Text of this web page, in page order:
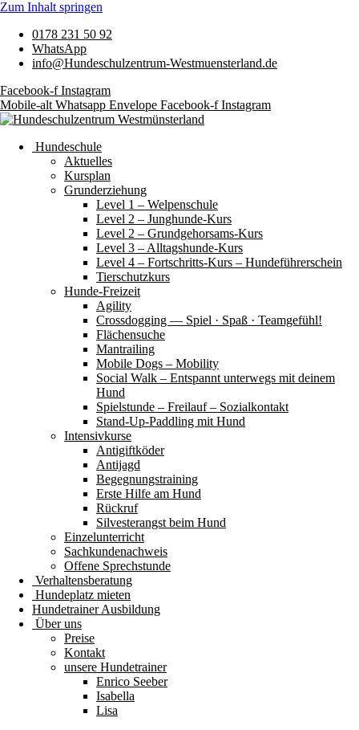
Zum Inhalt springen
0178 231 50 92
WhatsApp
info@Hundeschulzentrum-Westmuensterland.de
Facebook-f Instagram
Mobile-alt Whatsapp Envelope Facebook-f Instagram
Hundeschule
Aktuelles
Kursplan
Grunderziehung
Level 1 – Welpenschule
Level 2 – Junghunde-Kurs
Level 2 – Grundgehorsams-Kurs
Level 3 – Alltagshunde-Kurs
Level 4 – Fortschritts-Kurs – Hundeführerschein
Tierschutzkurs
Hunde-Freizeit
Agility
Crossdogging — Spiel · Spaß · Teamgefühl!
Flächensuche
Mantrailing
Mobile Dogs – Mobility
Social Walk – Entspannt unterwegs mit deinem
Hund
Spielstunde – Freilauf – Sozialkontakt
Stand-Up-Paddling mit Hund
Intensivkurse
Antigiftköder
Antijagd
Begegnungstraining
Erste Hilfe am Hund
Rückruf
Silvesterangst beim Hund
Einzelunterricht
Sachkundenachweis
Offene Sprechstunde
Verhaltensberatung
Hundeplatz mieten
Hundetrainer Ausbildung
Über uns
Preise
Kontakt
unsere Hundetrainer
Enrico Seeber
Isabella
Lisa